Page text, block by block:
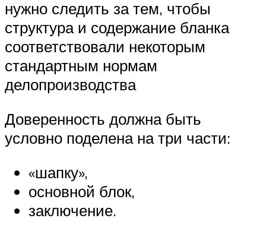
нужно следить за тем, чтобы
структура и содержание бланка
соответствовали некоторым
стандартным нормам
делопроизводства
Доверенность должна быть
условно поделена на три части:
«шапку»,
основной блок,
заключение.